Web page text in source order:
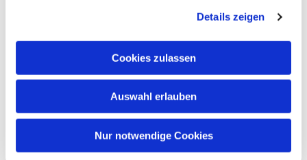
Details zeigen
Cookies zulassen
Auswahl erlauben
Nur notwendige Cookies